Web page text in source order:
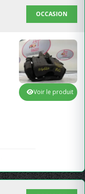
OCCASION
Voir le produit